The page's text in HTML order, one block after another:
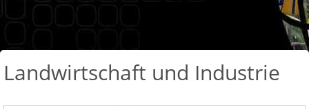
Landwirtschaft und Industrie